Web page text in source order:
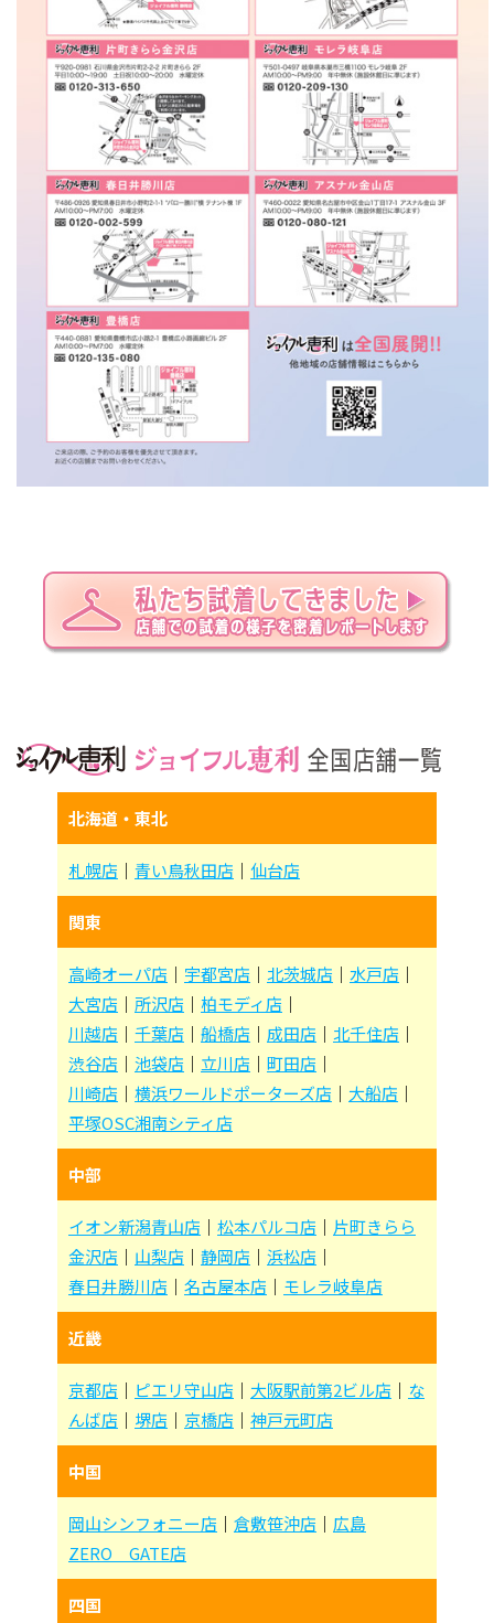
北海道・東北
札幌店 ｜ 青い鳥秋田店 ｜ 仙台店
関東
高崎オーパ店 ｜ 宇都宮店 ｜ 北茨城店 ｜ 水戸店 ｜
大宮店 ｜ 所沢店 ｜ 柏モディ店 ｜
川越店 ｜ 千葉店 ｜ 船橋店 ｜ 成田店 ｜ 北千住店 ｜
渋谷店 ｜ 池袋店 ｜ 立川店 ｜ 町田店 ｜
川崎店 ｜ 横浜ワールドポーターズ店 ｜ 大船店 ｜
平塚OSC湘南シティ店
中部
イオン新潟青山店 ｜ 松本パルコ店 ｜ 片町きらら
金沢店 ｜ 山梨店 ｜ 静岡店 ｜ 浜松店 ｜
春日井勝川店 ｜ 名古屋本店 ｜ モレラ岐阜店
近畿
京都店 ｜ ピエリ守山店 ｜ 大阪駅前第2ビル店 ｜ な
んば店 ｜ 堺店 ｜ 京橋店 ｜ 神戸元町店
中国
岡山シンフォニー店 ｜ 倉敷笹沖店 ｜ 広島
ZERO GATE店
四国